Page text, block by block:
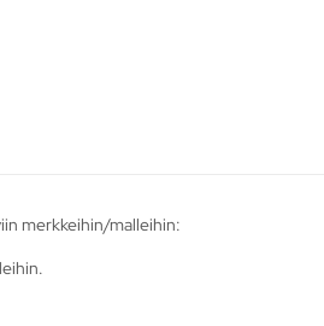
merkkeihin/malleihin: